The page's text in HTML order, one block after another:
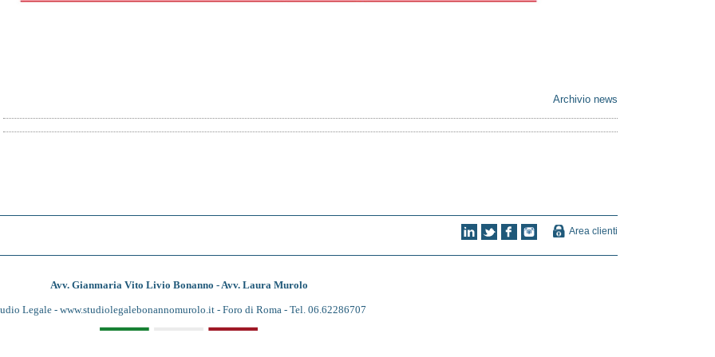
Archivio news
Area clienti
Avv. Gianmaria Vito Livio Bonanno - Avv. Laura Murolo
Legale - www.studiolegalebonannomurolo.it - Foro di Roma - Tel. 06.62286707